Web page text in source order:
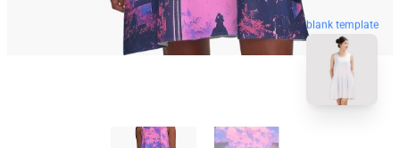
blank template